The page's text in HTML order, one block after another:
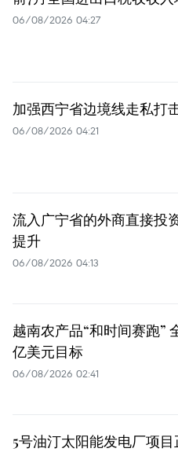
06/08/2026 04:27
加强西宁省边境线走私打
06/08/2026 04:21
流入广宁省的外商直接投
提升
06/08/2026 04:13
越南农产品“和时间赛跑”
亿美元目标
06/08/2026 02:41
5号油汀太阳能发电厂项